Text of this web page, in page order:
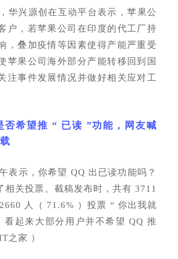
华兴源创在互动平台表示，苹果公
户，若苹果公司在印度的代工厂持
，叠加疫情等因素使得产能严重受
苹果公司海外部分产能转移回到国
注事件发展情况并做好相关应对工
否希望推 “ 已读 ”功能，网友喊
表示，你希望 QQ 出已读功能吗？
相关投票。截稿发布时，共有 3711
人（ 71.6% ）投票 “ 你出我就
看起来大部分用户并不希望 QQ 推
之家 ）